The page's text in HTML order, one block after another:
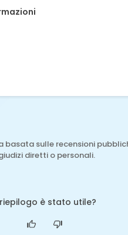
sulle recensioni
diretti o personali.
è stato utile?